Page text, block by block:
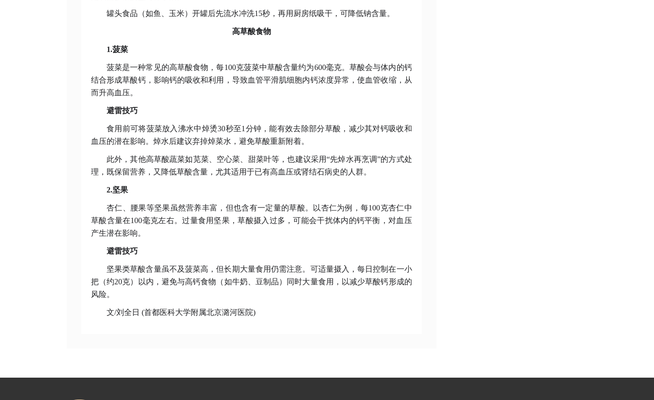
罐头食品（如鱼、玉米）开罐后先流水冲洗15秒，再用厨房纸吸干，可降低钠含量。
高草酸食物
1.菠菜
菠菜是一种常见的高草酸食物，每100克菠菜中草酸含量约为600毫克。草酸会与体内的钙
结合形成草酸钙，影响钙的吸收和利用，导致血管平滑肌细胞内钙浓度异常，使血管收缩，从
而升高血压。
避雷技巧
食用前可将菠菜放入沸水中焯烫30秒至1分钟，能有效去除部分草酸，减少其对钙吸收和
血压的潜在影响。焯水后建议弃掉焯菜水，避免草酸重新附着。
此外，其他高草酸蔬菜如苋菜、空心菜、甜菜叶等，也建议采用“先焯水再烹调”的方式处
理，既保留营养，又降低草酸含量，尤其适用于已有高血压或肾结石病史的人群。
2.坚果
杏仁、腰果等坚果虽然营养丰富，但也含有一定量的草酸。以杏仁为例，每100克杏仁中
草酸含量在100毫克左右。过量食用坚果，草酸摄入过多，可能会干扰体内的钙平衡，对血压
产生潜在影响。
避雷技巧
坚果类草酸含量虽不及菠菜高，但长期大量食用仍需注意。可适量摄入，每日控制在一小
把（约20克）以内，避免与高钙食物（如牛奶、豆制品）同时大量食用，以减少草酸钙形成的
风险。
文/刘全日 (首都医科大学附属北京潞河医院)